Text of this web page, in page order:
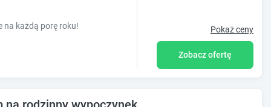
na każdą porę roku! Pokaż ceny
Zobacz ofertę